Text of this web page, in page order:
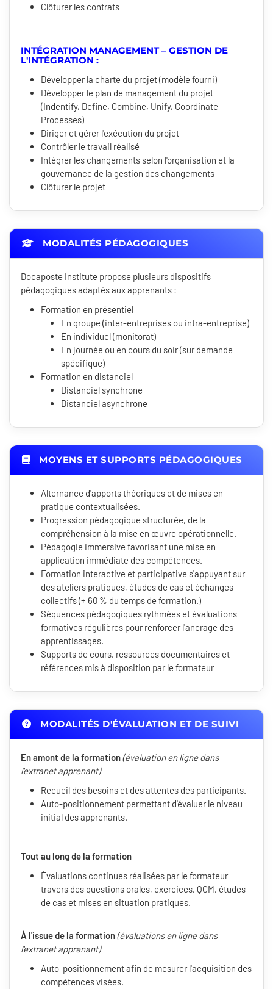
Clôturer les contrats
INTÉGRATION MANAGEMENT – GESTION DE
L'INTÉGRATION :
Développer la charte du projet (modèle fourni)
Développer le plan de management du projet
(Indentify, Define, Combine, Unify, Coordinate
Processes)
Diriger et gérer l'exécution du projet
Contrôler le travail réalisé
Intégrer les changements selon l'organisation et la
gouvernance de la gestion des changements
Clôturer le projet
MODALITÉS PÉDAGOGIQUES
Docaposte Institute propose plusieurs dispositifs
pédagogiques adaptés aux apprenants :
Formation en présentiel
En groupe (inter-entreprises ou intra-entreprise)
En individuel (monitorat)
En journée ou en cours du soir (sur demande
spécifique)
Formation en distanciel
Distanciel synchrone
Distanciel asynchrone
MOYENS ET SUPPORTS PÉDAGOGIQUES
Alternance d'apports théoriques et de mises en
pratique contextualisées.
Progression pédagogique structurée, de la
compréhension à la mise en œuvre opérationnelle.
Pédagogie immersive favorisant une mise en
application immédiate des compétences.
Formation interactive et participative s'appuyant sur
des ateliers pratiques, études de cas et échanges
collectifs (+ 60 % du temps de formation.)
Séquences pédagogiques rythmées et évaluations
formatives régulières pour renforcer l'ancrage des
apprentissages.
Supports de cours, ressources documentaires et
références mis à disposition par le formateur
MODALITÉS D'ÉVALUATION ET DE SUIVI
En amont de la formation(évaluation en ligne dans
l'extranet apprenant)
Recueil des besoins et des attentes des participants.
Auto-positionnement permettant d'évaluer le niveau
initial des apprenants.
Tout au long de la formation
Évaluations continues réalisées par le formateur
travers des questions orales, exercices, QCM, études
de cas et mises en situation pratiques.
À l'issue de la formation(évaluations en ligne dans
l'extranet apprenant)
Auto-positionnement afin de mesurer l'acquisition des
compétences visées.